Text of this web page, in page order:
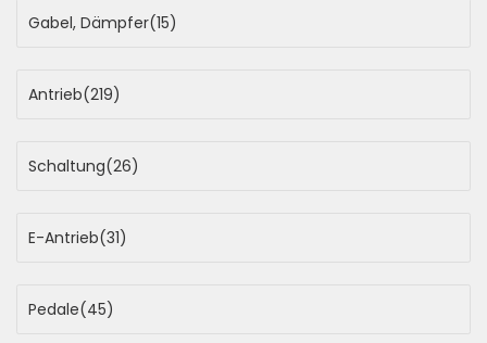
Gabel, Dämpfer(15)
Antrieb(219)
Schaltung(26)
E-Antrieb(31)
Pedale(45)